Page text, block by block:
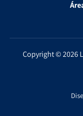
Copyright © 2026